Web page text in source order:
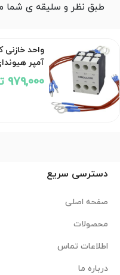
طبق نظر و سلیقه ی شما
آمپر
979,000 تومان
دسترسی سریع
صفحه اصلی
محصولات
اطلاعات تماس
درباره ما